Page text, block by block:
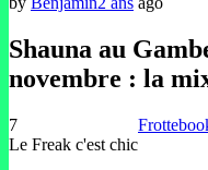
Shauna au
novembre : la
7
Le Freak c'est chic